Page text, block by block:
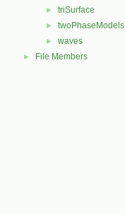
► triSurface
► twoPhaseModels
► waves
► File Members